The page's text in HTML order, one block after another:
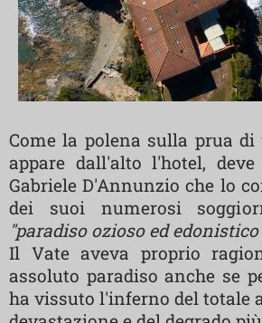
Come la polena sulla prua di
appare dall'alto l'hotel,
Gabriele D'Annunzio che lo
dei suoi numerosi
"paradiso ozioso ed
Il Vate aveva proprio
assoluto paradiso anche se
ha vissuto l'inferno del totale